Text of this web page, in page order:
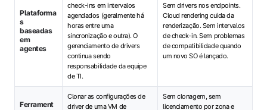
Plataforma
s
baseadas
em
agentes
check-ins em intervalos
agendados (geralmente há
horas entre uma
sincronização e outra). O
gerenciamento de drivers
continua sendo
responsabilidade da equipe
de TI.
Sem drivers nos endpoints.
Cloud rendering cuida da
renderização. Sem intervalos
de check-in. Sem problemas
de compatibilidade quando
um novo SO é lançado.
Ferrament
Clonar as configurações de
driver de uma VM de
Sem clonagem, sem
licenciamento por zona e